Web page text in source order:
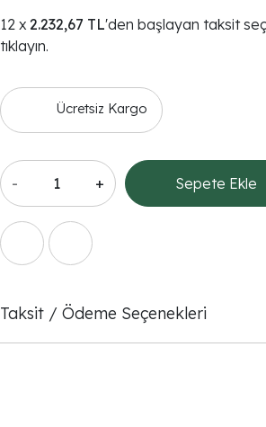
2.232,67 TL'den başlayan taksit
tıklayın.
Ücretsiz Kargo
- + Sepete Ekle
Taksit / Ödeme Seçenekleri